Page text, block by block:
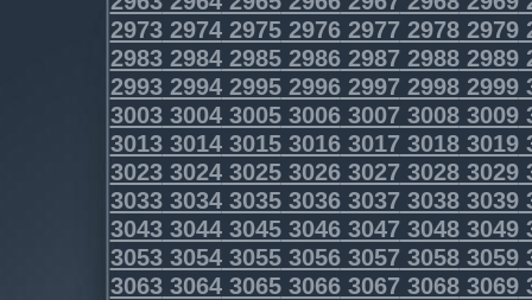
2973297429752976297729782979
2983298429852986298729882989
2993299429952996299729982999
3003300430053006300730083009
3013301430153016301730183019
3023302430253026302730283029
3033303430353036303730383039
3043304430453046304730483049
3053305430553056305730583059
3063306430653066306730683069